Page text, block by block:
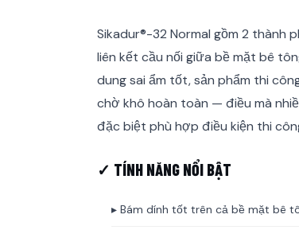
Sikadur®-32 Normal gồm 2 thành
liên kết cầu nối giữa bề mặt bê
dung sai ẩm tốt, sản phẩm thi
chờ khô hoàn toàn — điều mà
đặc biệt phù hợp điều kiện thi
✓ TÍNH NĂNG NỔI BẬT
▸ Bám dính tốt trên cả bề mặt bê